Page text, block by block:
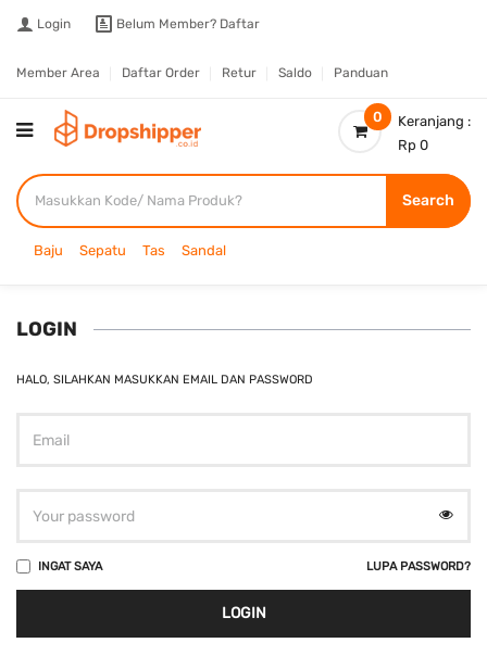
Login Belum Member? Daftar
Member Area Daftar Order Retur Saldo Panduan
0
Keranjang :
Rp 0
Search
Baju Sepatu Tas Sandal
LOGIN
HALO, SILAHKAN MASUKKAN EMAIL DAN PASSWORD
INGAT SAYA LUPA PASSWORD?
LOGIN